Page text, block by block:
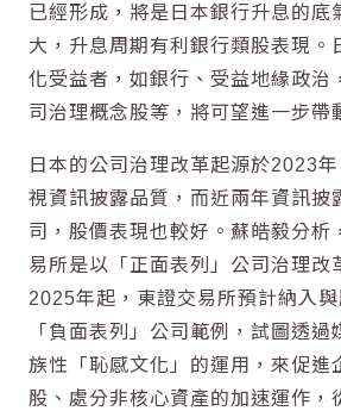
已經形成，將是日本銀行升息的底
大，升息周期有利銀行類股表現。
化受益者，如銀行、受益地緣政治
司治理概念股等，將可望進一步帶
日本的公司治理改革起源於2023
視資訊披露品質，而近兩年資訊披
司，股價表現也較好。蘇皓毅分析
易所是以「正面表列」公司治理改
2025年起，東證交易所預計納入
「負面表列」公司範例，試圖透過
族性「恥感文化」的運用，來促進
股、處分非核心資產的加速運作，